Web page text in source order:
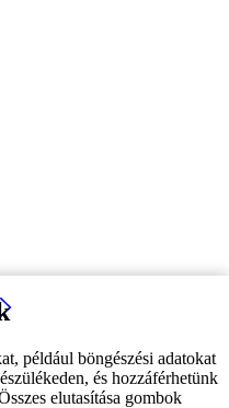
például böngészési adatokat
és hozzáférhetünk
elutasítása gombok